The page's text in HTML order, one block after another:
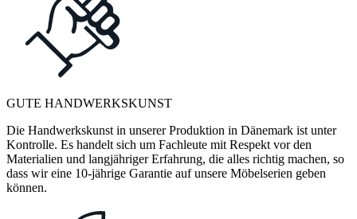
GUTE HANDWERKSKUNST
Die Handwerkskunst in unserer Produktion in Dänemark ist unter
Kontrolle. Es handelt sich um Fachleute mit Respekt vor den
Materialien und langjähriger Erfahrung, die alles richtig machen, so
dass wir eine 10-jährige Garantie auf unsere Möbelserien geben
können.